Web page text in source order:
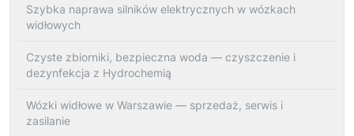
Szybka naprawa silników elektrycznych w wózkach
widłowych
Czyste zbiorniki, bezpieczna woda — czyszczenie i
dezynfekcja z Hydrochemią
Wózki widłowe w Warszawie — sprzedaż, serwis i
zasilanie